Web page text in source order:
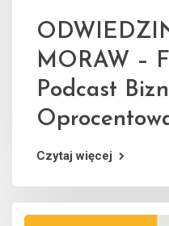
MORAW –
Podcast
Czytaj więcej